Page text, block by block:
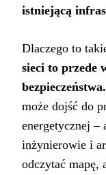
istniejącą
Dlaczego to
sieci to przede
bezpieczeństwa.
może dojść do
energetycznej –
inżynierowie i
odczytać mapę,